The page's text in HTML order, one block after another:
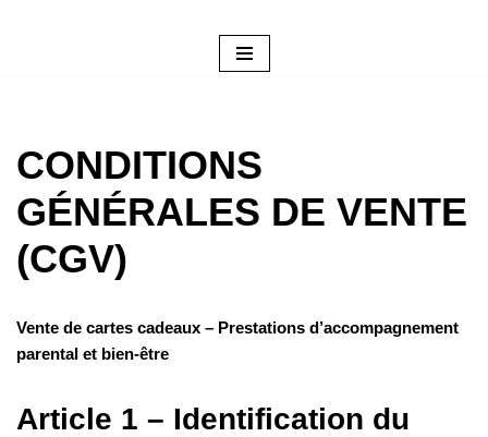
CONDITIONS
GÉNÉRALES DE VENTE
(CGV)
Vente de cartes cadeaux – Prestations d’accompagnement
parental et bien-être
Article 1 – Identification du